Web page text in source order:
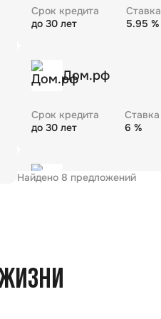
Найдено 8 предложений
Срок кредита
до 30 лет
Ставка
5.95 %
Дом.рф
Срок кредита
до 30 лет
Ставка
6 %
Газпромбанк